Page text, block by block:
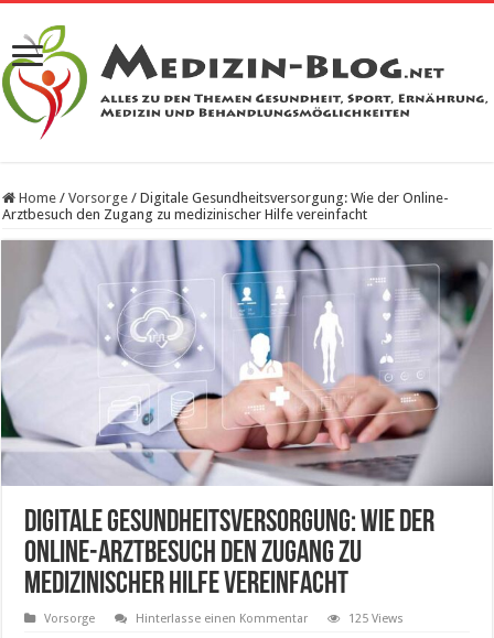
Home / Vorsorge / Digitale Gesundheitsversorgung: Wie der Online-
Arztbesuch den Zugang zu medizinischer Hilfe vereinfacht
Digitale Gesundheitsversorgung: Wie der
Online-Arztbesuch den Zugang zu
medizinischer Hilfe vereinfacht
Vorsorge Hinterlasse einen Kommentar 125 Views